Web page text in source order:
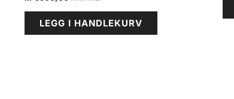
LEGG I HANDLEKURV